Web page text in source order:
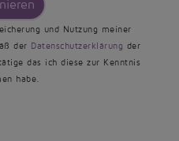
und Nutzung meiner
der Datenschutzerklärung der
das ich diese zur Kenntnis
habe.